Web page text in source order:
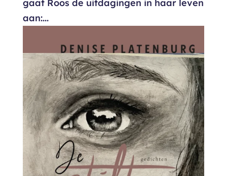
gaat Roos de uitdagingen in haar leven
aan:...